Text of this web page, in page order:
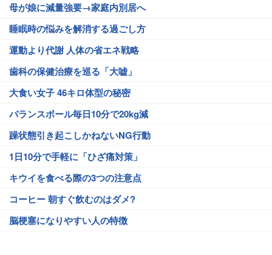
母が娘に減量強要→家庭内別居へ
睡眠時の悩みを解消する過ごし方
運動より代謝 人体の省エネ戦略
歯科の保健治療を巡る「大嘘」
大食い女子 46キロ体型の秘密
バランスボール毎日10分で20kg減
躁状態引き起こしかねないNG行動
1日10分で手軽に「ひざ痛対策」
キウイを食べる際の3つの注意点
コーヒー 朝すぐ飲むのはダメ?
脳梗塞になりやすい人の特徴